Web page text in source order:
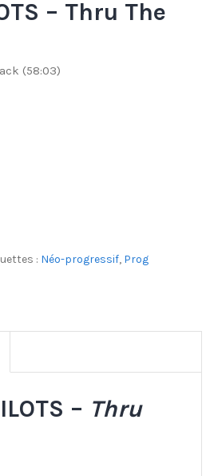
– Thru The
(58:03)
: Néo-progressif, Prog
– Thru